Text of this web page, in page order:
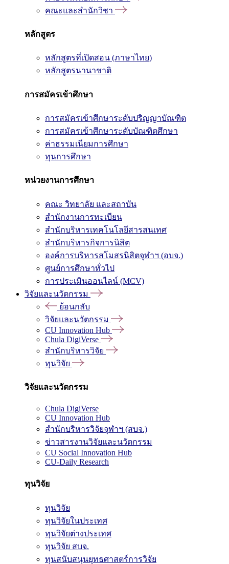
คณะและสำนักวิชา
หลักสูตร
หลักสูตรที่เปิดสอน (ภาษาไทย)
หลักสูตรนานาชาติ
การสมัครเข้าศึกษา
การสมัครเข้าศึกษาระดับปริญญาบัณฑิต
การสมัครเข้าศึกษาระดับบัณฑิตศึกษา
ค่าธรรมเนียมการศึกษา
ทุนการศึกษา
หน่วยงานการศึกษา
คณะ วิทยาลัย และสถาบัน
สำนักงานการทะเบียน
สำนักบริหารเทคโนโลยีสารสนเทศ
สำนักบริหารกิจการนิสิต
องค์การบริหารสโมสรนิสิตจุฬาฯ (อบจ.)
ศูนย์การศึกษาทั่วไป
การประเมินออนไลน์ (MCV)
วิจัยและนวัตกรรม
ย้อนกลับ
วิจัยและนวัตกรรม
CU Innovation Hub
Chula DigiVerse
สำนักบริหารวิจัย
ทุนวิจัย
วิจัยและนวัตกรรม
Chula DigiVerse
CU Innovation Hub
สำนักบริหารวิจัยจุฬาฯ (สบจ.)
ข่าวสารงานวิจัยและนวัตกรรม
CU Social Innovation Hub
CU-Daily Research
ทุนวิจัย
ทุนวิจัย
ทุนวิจัยในประเทศ
ทุนวิจัยต่างประเทศ
ทุนวิจัย สบจ.
ทุนสนับสนุนยุทธศาสตร์การวิจัย